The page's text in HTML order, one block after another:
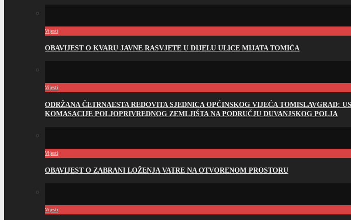
Vijesti
OBAVIJEST O KVARU JAVNE RASVJETE U DIJELU ULICE MIJATA TOMIĆA
Vijesti
ODRŽANA ČETRNAESTA REDOVITA SJEDNICA OPĆINSKOG VIJEĆA
KOMASACIJE POLJOPRIVREDNOG ZEMLJIŠTA NA PODRUČJU DUVANJSKOG POLJA
Vijesti
OBAVIJEST O ZABRANI LOŽENJA VATRE NA OTVORENOM PROSTORU
Vijesti